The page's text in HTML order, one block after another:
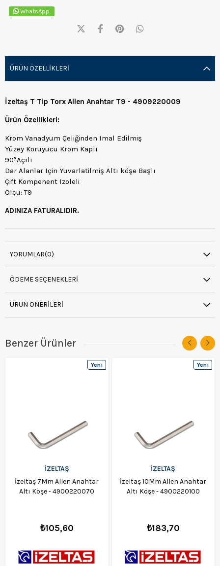
WhatsApp
ÜRÜN ÖZELLIKLERI
İzeltaş T Tip Torx Allen Anahtar T9 - 4909220009
Ürün Özellikleri:
Krom Vanadyum Çeliğinden Imal Edilmiş
Yüzey Koruyucu Krom Kaplı
90°Açılı
Dar Alanlar Için Yuvarlatilmiş Altı köşe Başlı
Çift Kompenent Izoleli
Ölçü: T9
ADINIZA FATURALIDIR.
YORUMLAR(0)
ÖDEME SEÇENEKLERI
ÜRÜN ÖNERILERI
Benzer Ürünler
İZELTAŞ
İzeltaş 7Mm Allen Anahtar
Altı Köşe - 4900220070
₺105,60
Yeni
İZELTAŞ
İzeltaş 10Mm Allen Anahtar
Altı Köşe - 4900220100
₺183,70
Yeni